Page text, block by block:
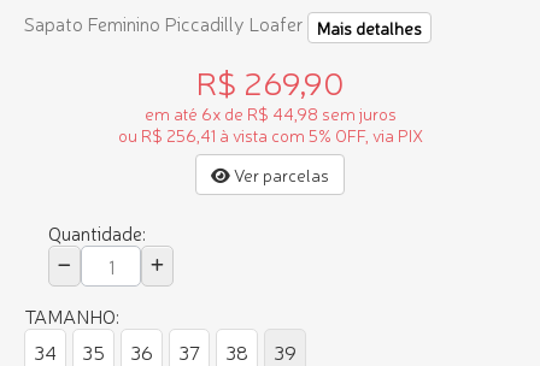
Sapato Feminino Piccadilly Loafer Mais detalhes
R$ 269,90
em até 6x de R$ 44,98 sem juros
ou R$ 256,41 à vista com 5% OFF, via PIX
Ver parcelas
Quantidade:
TAMANHO:
34
35 36 37 38 39